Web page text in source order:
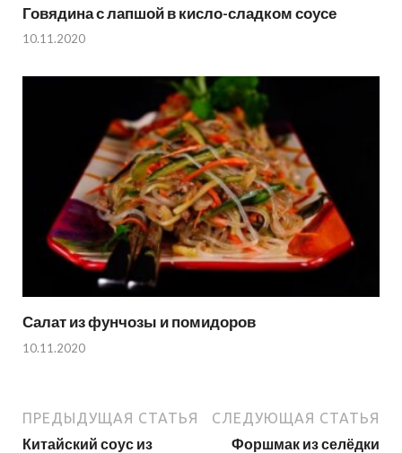
Говядина с лапшой в кисло-сладком соусе
10.11.2020
Салат из фунчозы и помидоров
10.11.2020
ПРЕДЫДУЩАЯ СТАТЬЯ
Китайский соус из
СЛЕДУЮЩАЯ СТАТЬЯ
Форшмак из селёдки